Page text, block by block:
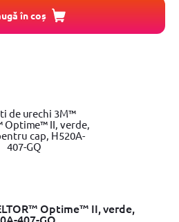
în coș
Optime™ II, verde,